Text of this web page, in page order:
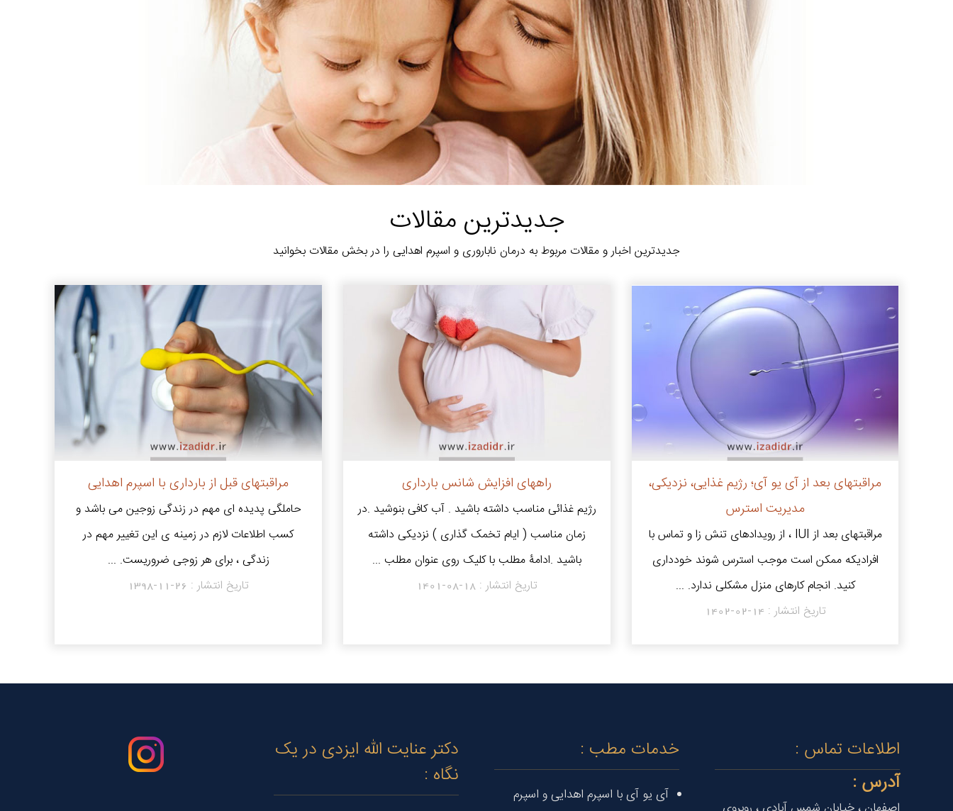
جدیدترین مقالات
جدیدترین اخبار و مقالات مربوط به درمان ناباروری و اسپرم اهدایی را در بخش مقالات بخوانید
مراقبتهای بعد از آی یو آی؛ رژیم غذایی، نزدیکی،
مدیریت استرس
مراقبتهای بعد از IUI ، از رویدادهای تنش زا و تماس با
افرادیکه ممکن است موجب استرس شوند خودداری
کنید. انجام کارهای منزل مشکلی ندارد. ...
تاریخ انتشار : 1402-02-14
راههای افزایش شانس بارداری
رژیم غذائی مناسب داشته باشید . آب کافی بنوشید .در
زمان مناسب ( ایام تخمک گذاری ) نزدیکی داشته
باشید .ادامۀ مطلب با کلیک روی عنوان مطلب ...
تاریخ انتشار : 1401-08-18
مراقبتهای قبل از بارداری با اسپرم اهدایی
حاملگی پدیده ای مهم در زندگی زوجین می باشد و
کسب اطلاعات لازم در زمینه ی این تغییر مهم در
زندگی ، برای هر زوجی ضروریست. ...
تاریخ انتشار : 1398-11-26
اطلاعات تماس :
آدرس :
خدمات مطب :
آی یو آی با اسپرم اهدایی و اسپرم
دکتر عنایت الله ایزدی در یک
نگاه :